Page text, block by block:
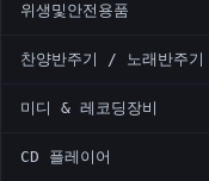
위생및안전용품
찬양반주기 / 노래반주기
미디 & 레코딩장비
CD 플레이어